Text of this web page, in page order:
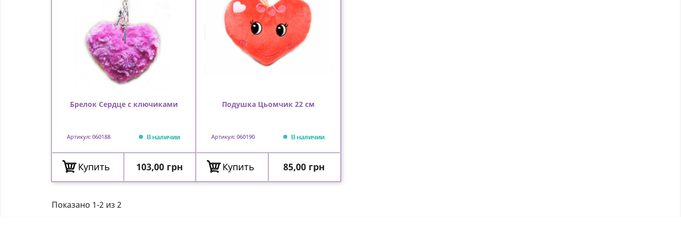
Брелок Сердце с ключиками
Артикул: 060188 В наличии
Купить Цена
103,00 грн
Подушка Цьомчик 22 см
Артикул: 060190 В наличии
Купить Цена
85,00 грн
Показано 1-2 из 2